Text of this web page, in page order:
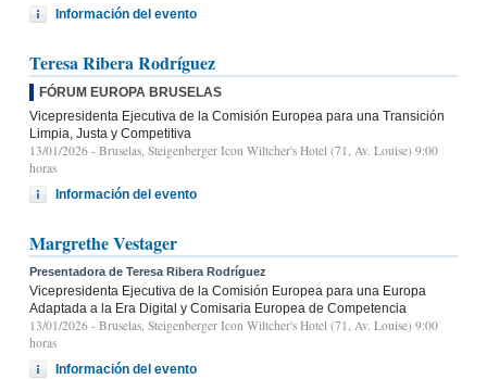
Información del evento
Teresa Ribera Rodríguez
FÓRUM EUROPA BRUSELAS
Vicepresidenta Ejecutiva de la Comisión Europea para una Transición
Limpia, Justa y Competitiva
13/01/2026 - Bruselas, Steigenberger Icon Wiltcher's Hotel (71, Av. Louise) 9:00
horas
Información del evento
Margrethe Vestager
Presentadora de Teresa Ribera Rodríguez
Vicepresidenta Ejecutiva de la Comisión Europea para una Europa
Adaptada a la Era Digital y Comisaria Europea de Competencia
13/01/2026 - Bruselas, Steigenberger Icon Wiltcher's Hotel (71, Av. Louise) 9:00
horas
Información del evento